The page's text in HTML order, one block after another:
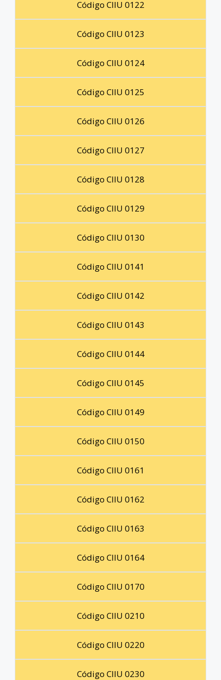
Código CIIU 0122
Código CIIU 0123
Código CIIU 0124
Código CIIU 0125
Código CIIU 0126
Código CIIU 0127
Código CIIU 0128
Código CIIU 0129
Código CIIU 0130
Código CIIU 0141
Código CIIU 0142
Código CIIU 0143
Código CIIU 0144
Código CIIU 0145
Código CIIU 0149
Código CIIU 0150
Código CIIU 0161
Código CIIU 0162
Código CIIU 0163
Código CIIU 0164
Código CIIU 0170
Código CIIU 0210
Código CIIU 0220
Código CIIU 0230